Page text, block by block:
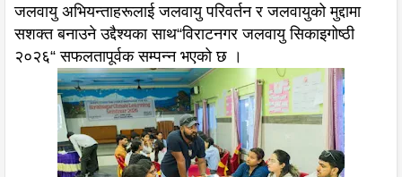
जलवायु अभियन्ताहरूलाई जलवायु परिवर्तन र जलवायुको मुद्दामा
सशक्त बनाउने उद्दैश्यका साथ“विराटनगर जलवायु सिकाइगोष्ठी
२०२६“ सफलतापूर्वक सम्पन्न भएको छ ।